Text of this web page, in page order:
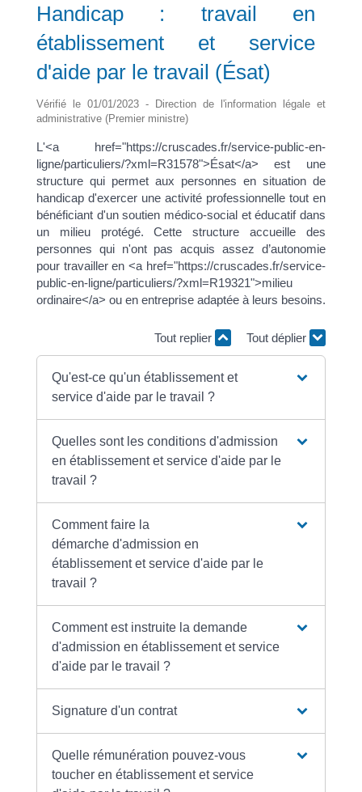
Handicap : travail en
établissement et service
d'aide par le travail (Ésat)
Vérifié le 01/01/2023 - Direction de l'information légale et
administrative (Premier ministre)
L'<a href="https://cruscades.fr/service-public-en-
ligne/particuliers/?xml=R31578">Ésat</a> est une
structure qui permet aux personnes en situation de
handicap d'exercer une activité professionnelle tout en
bénéficiant d'un soutien médico-social et éducatif dans
un milieu protégé. Cette structure accueille des
personnes qui n'ont pas acquis assez d’autonomie
pour travailler en <a href="https://cruscades.fr/service-
public-en-ligne/particuliers/?xml=R19321">milieu
ordinaire</a> ou en entreprise adaptée à leurs besoins.
Tout replier Tout déplier
Qu'est-ce qu'un établissement et
service d'aide par le travail ?
Quelles sont les conditions d'admission
en établissement et service d'aide par le
travail ?
Comment faire la
démarche d'admission en
établissement et service d'aide par le
travail ?
Comment est instruite la demande
d'admission en établissement et service
d'aide par le travail ?
Signature d'un contrat
Quelle rémunération pouvez-vous
toucher en établissement et service